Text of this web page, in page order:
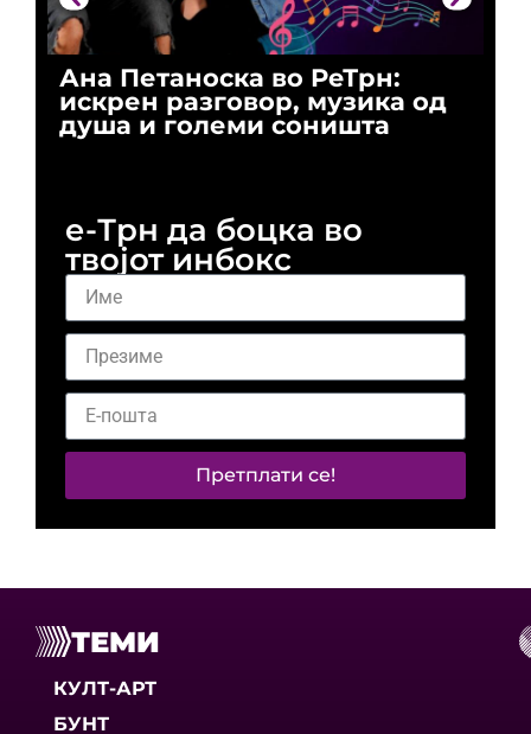
Ана Петаноска во РеТрн:
искрен разговор, музика од
душа и големи соништа
е-Трн да боцка во
твојот инбокс
Претплати се!
ТЕМИ
КУЛТ-АРТ
БУНТ